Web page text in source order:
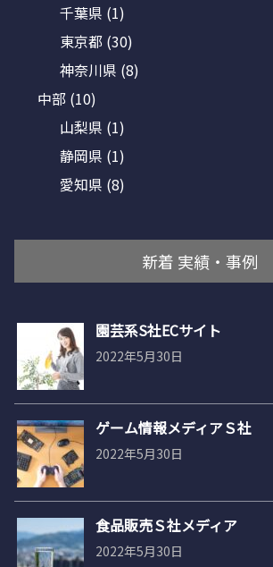
千葉県 (1)
東京都 (30)
神奈川県 (8)
中部 (10)
山梨県 (1)
静岡県 (1)
愛知県 (8)
新着 実績・事例
園芸系S社ECサイト
2022年5月30日
ゲーム情報メディアＳ社
2022年5月30日
食品販売Ｓ社メディア
2022年5月30日